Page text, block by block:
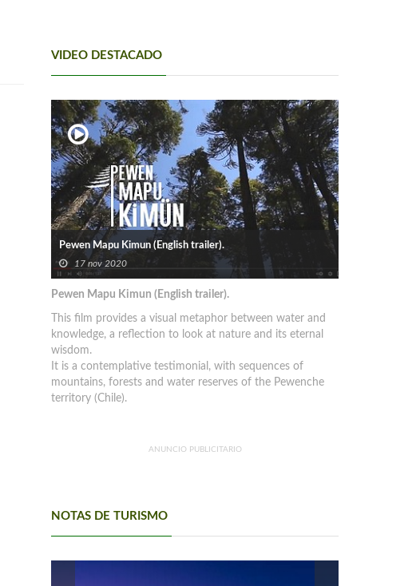
VIDEO DESTACADO
Pewen Mapu Kimun (English trailer).
17 nov 2020
Pewen Mapu Kimun (English trailer).
This film provides a visual metaphor between water and
knowledge, a reflection to look at nature and its eternal
wisdom.
It is a contemplative testimonial, with sequences of
mountains, forests and water reserves of the Pewenche
territory (Chile).
ANUNCIO PUBLICITARIO
NOTAS DE TURISMO